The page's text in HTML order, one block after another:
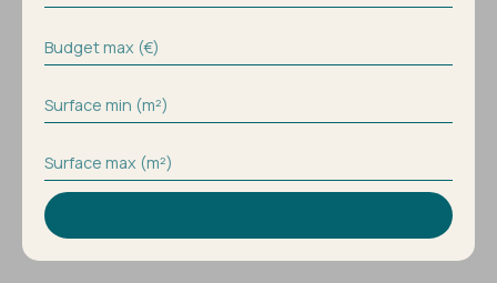
Budget max (€)
Surface min (m²)
Surface max (m²)